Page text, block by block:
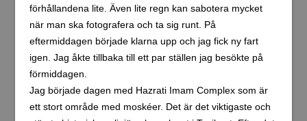
förhållandena lite. Även lite regn kan sabotera mycket
när man ska fotografera och ta sig runt. På
eftermiddagen började klarna upp och jag fick ny fart
igen. Jag åkte tillbaka till ett par ställen jag besökte på
förmiddagen.
Jag började dagen med Hazrati Imam Complex som är
ett stort område med moskéer. Det är det viktigaste och